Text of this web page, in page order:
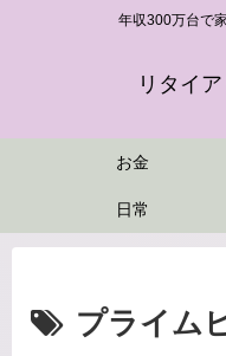
年収300万台で
リタイ
お金
日常
プライム